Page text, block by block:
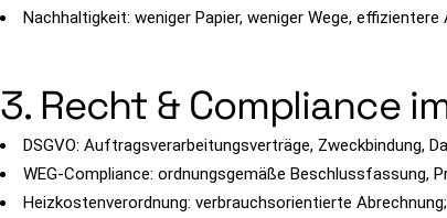
Nachhaltigkeit: weniger Papier, weniger Wege,
3. Recht & Compliance
DSGVO: Auftragsverarbeitungsverträge, Zweckbindung,
WEG-Compliance: ordnungsgemäße Beschlussfassung,
Heizkostenverordnung: verbrauchsorientierte